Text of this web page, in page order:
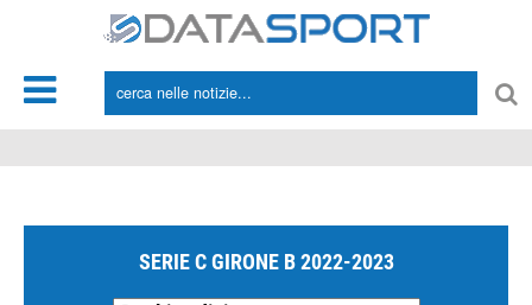
SERIE C GIRONE B 2022-2023